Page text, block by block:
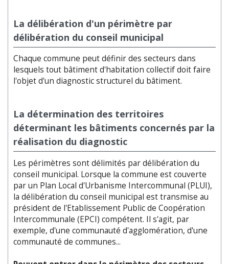
La délibération d'un périmètre par
délibération du conseil municipal
Chaque commune peut définir des secteurs dans
lesquels tout bâtiment d'habitation collectif doit faire
l'objet d'un diagnostic structurel du bâtiment.
La détermination des territoires
déterminant les bâtiments concernés par la
réalisation du diagnostic
Les périmètres sont délimités par délibération du
conseil municipal. Lorsque la commune est couverte
par un Plan Local d'Urbanisme Intercommunal (PLUI),
la délibération du conseil municipal est transmise au
président de l'Etablissement Public de Coopération
Intercommunale (EPCI) compétent. Il s'agit, par
exemple, d'une communauté d'agglomération, d'une
communauté de communes...